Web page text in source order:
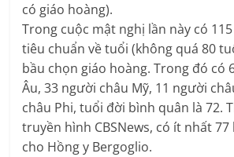
có giáo hoàng).
Trong cuộc mật nghị lần này có
tiêu chuẩn về tuổi (không quá 80
bầu chọn giáo hoàng. Trong đó có
Âu, 33 người châu Mỹ, 11 người
châu Phi, tuổi đời bình quân là 72.
truyền hình CBSNews, có ít nhất
cho Hồng y Bergoglio.